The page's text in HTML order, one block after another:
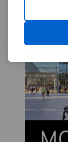
północnych
Góry rozciąga się
pod względem
to atrakcyjna
wypoczynkowa
baza wypadowa w
Babiogórskie. Na
zastosowano
celu uzyskania
plastyczności rzeźby
terenu. Mapę